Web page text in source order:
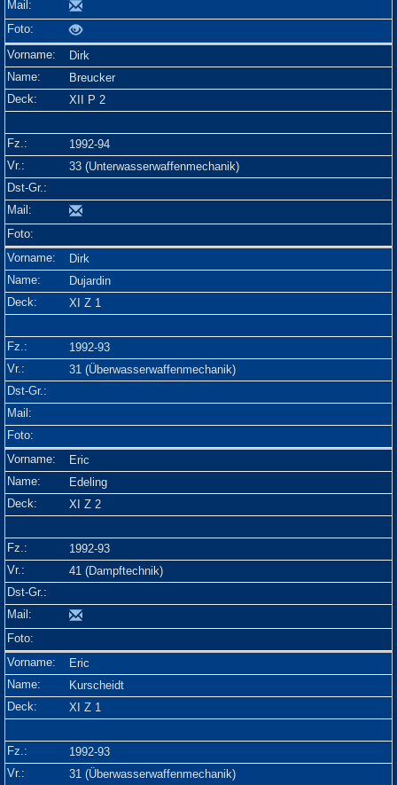
Dirk
Breucker
XII P 2
1992-94
33 (Unterwasserwaffenmechanik)
Dirk
Dujardin
XI Z 1
1992-93
31 (Überwasserwaffenmechanik)
Eric
Edeling
XI Z 2
1992-93
41 (Dampftechnik)
Eric
Kurscheidt
XI Z 1
1992-93
31 (Überwasserwaffenmechanik)